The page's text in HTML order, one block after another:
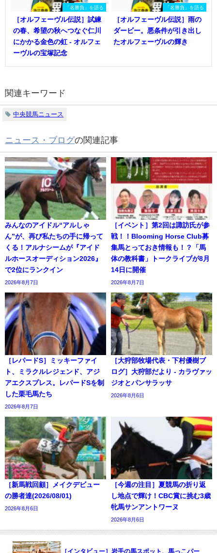
「名勝負」を語る
［オルフェーヴル伝説］試練
の春、希望の秋へつなぐ仁川
にかかる金色の虹 - オルフェ
ーヴルの宝塚記念
「名勝負」を語る
［オルフェーヴル伝説］雨の
ダービー。悪条件が引き出し
たオルフェーヴルの輝き
関連キーワード
中央競馬ニュース
ニュース・ブログの関連記事
みんなのアイドル“アルしゃ
ん”が、再び私たちの手に帰って
くる！アルナシームが『アイド
ルホースオーディション2026』
で2位にランクイン
2026年8月7日
［イベント］第2回は諏訪氏が参
戦！！Blooming Horse Club募
集馬とっておき情報も！？「馬
体の教科書」トークライブが8月
14日に開催
2026年8月7日
［レパードS］ミッキーファイ
ト、ミラクルレジェンド、アジ
アエクスプレス。レパードSを制
した栗毛馬たち
2026年8月7日
［大狩部牧場代表・下村優樹ブ
ログ］大狩部だより - カラヴァッ
ジオとパンサラッサ
2026年8月6日
［新馬戦回顧］メイクデビュー
の勝者達(2026/08/01)
2026年8月6日
［今週の注目］夏競馬の折り返
し地点で輝け！CBC賞に挑む3歳
牝馬サンアントワーヌ
2026年8月6日
［インタビュー］岩手の馬スポット、馬っこパー